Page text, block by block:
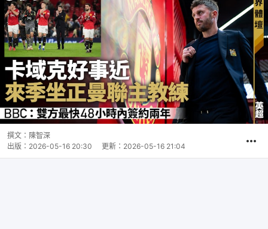
撰文： 陳智深
出版： 2026-05-16 20:30 更新： 2026-05-16 21:04